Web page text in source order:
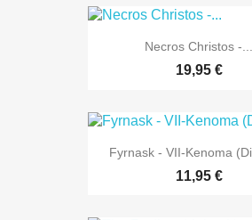
Necros Christos -...
19,95 €
Fyrnask - VII-Kenoma
11,95 €